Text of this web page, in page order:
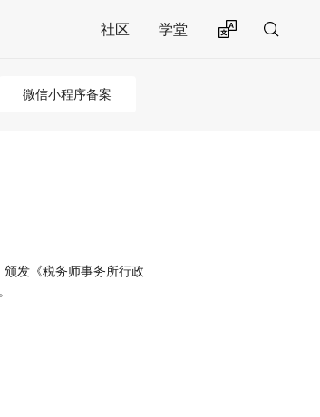
社区 学堂
微信小程序备案
发《税务师事务所行政